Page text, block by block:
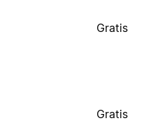
Gratis
Gratis